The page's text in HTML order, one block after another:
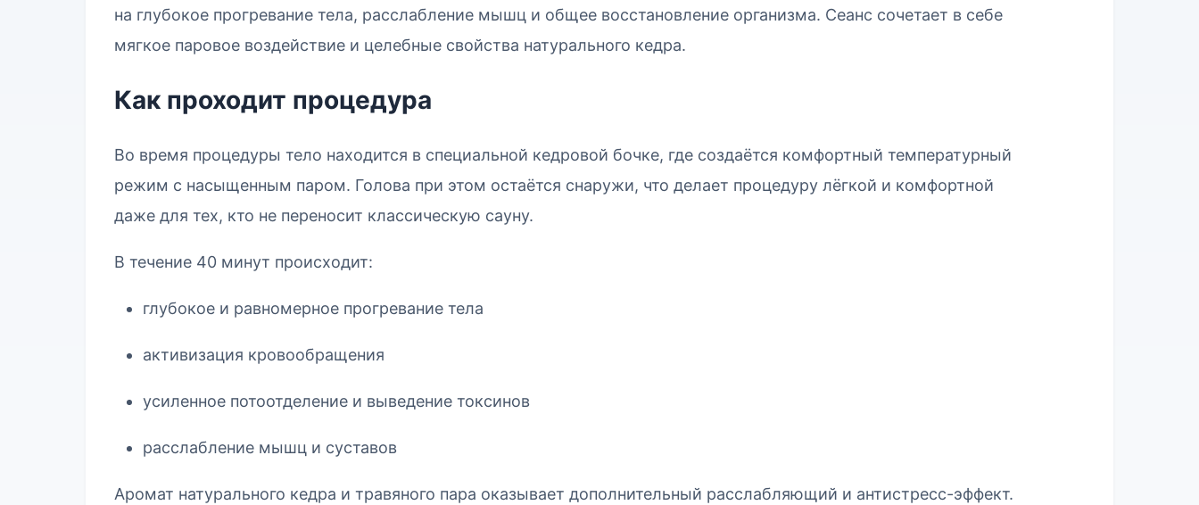
на глубокое прогревание тела, расслабление мышц и общее восстановление организма. Сеанс сочетает в себе
мягкое паровое воздействие и целебные свойства натурального кедра.
Как проходит процедура
Во время процедуры тело находится в специальной кедровой бочке, где создаётся комфортный температурный
режим с насыщенным паром. Голова при этом остаётся снаружи, что делает процедуру лёгкой и комфортной
даже для тех, кто не переносит классическую сауну.
В течение 40 минут происходит:
глубокое и равномерное прогревание тела
активизация кровообращения
усиленное потоотделение и выведение токсинов
расслабление мышц и суставов
Аромат натурального кедра и травяного пара оказывает дополнительный расслабляющий и антистресс-эффект.